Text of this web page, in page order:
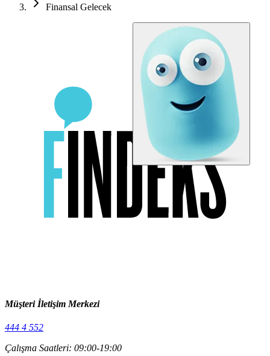
Finansal Gelecek
Müşteri İletişim Merkezi
444 4 552
Çalışma Saatleri: 09:00-19:00